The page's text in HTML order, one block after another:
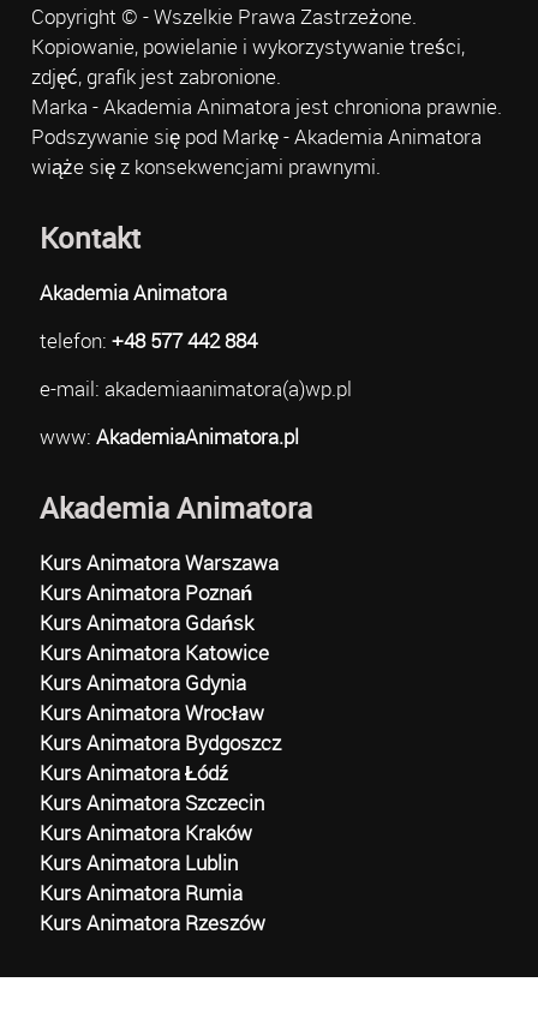
Copyright © - Wszelkie Prawa Zastrzeżone.
Kopiowanie, powielanie i wykorzystywanie treści,
zdjęć, grafik jest zabronione.
Marka - Akademia Animatora jest chroniona prawnie.
Podszywanie się pod Markę - Akademia Animatora
wiąże się z konsekwencjami prawnymi.
Kontakt
Akademia Animatora
telefon: +48 577 442 884
e-mail: akademiaanimatora(a)wp.pl
www: AkademiaAnimatora.pl
Akademia Animatora
Kurs Animatora Warszawa
Kurs Animatora Poznań
Kurs Animatora Gdańsk
Kurs Animatora Katowice
Kurs Animatora Gdynia
Kurs Animatora Wrocław
Kurs Animatora Bydgoszcz
Kurs Animatora Łódź
Kurs Animatora Szczecin
Kurs Animatora Kraków
Kurs Animatora Lublin
Kurs Animatora Rumia
Kurs Animatora Rzeszów